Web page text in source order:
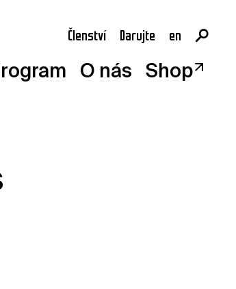
Členství Darujte
cs
en
O nás Shop